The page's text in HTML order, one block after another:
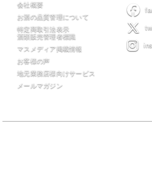
会社概要
お酒の品質管理について
特定商取引法表示
酒類販売管理者標識
マスメディア掲載情報
お客様の声
地元業務店様向けサービス
メールマガジン